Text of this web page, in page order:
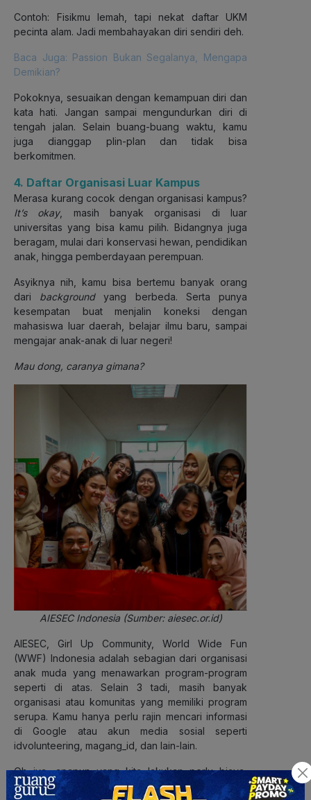
Contoh: Fisikmu lemah, tapi nekat daftar UKM
pecinta alam. Jadi membahayakan diri sendiri deh.
Baca Juga: Passion Bukan Segalanya, Mengapa
Demikian?
Pokoknya, sesuaikan dengan kemampuan diri dan
kata hati. Jangan sampai mengundurkan diri di
tengah jalan. Selain buang-buang waktu, kamu
juga dianggap plin-plan dan tidak bisa
berkomitmen.
4. Daftar Organisasi Luar Kampus
Merasa kurang cocok dengan organisasi kampus?
It’s okay, masih banyak organisasi di luar
universitas yang bisa kamu pilih. Bidangnya juga
beragam, mulai dari konservasi hewan, pendidikan
anak, hingga pemberdayaan perempuan.
Asyiknya nih, kamu bisa bertemu banyak orang
dari backgroundyang berbeda. Serta punya
kesempatan buat menjalin koneksi dengan
mahasiswa luar daerah, belajar ilmu baru, sampai
mengajar anak-anak di luar negeri!
Mau dong, caranya gimana?
AIESEC Indonesia (Sumber: aiesec.or.id)
AIESEC, Girl Up Community, World Wide Fun
(WWF) Indonesia adalah sebagian dari organisasi
anak muda yang menawarkan program-program
seperti di atas. Selain 3 tadi, masih banyak
organisasi atau komunitas yang memiliki program
serupa. Kamu hanya perlu rajin mencari informasi
di Google atau akun media sosial seperti
idvolunteering, magang_id, dan lain-lain.
Oh iya, apapun yang kita lakukan perlu biaya,
waktu, serta tenaga. Pertimbangkan juga 3 hal ini